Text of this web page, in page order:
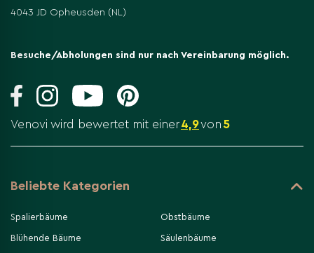
4043 JD Opheusden (NL)
Besuche/Abholungen sind nur nach Vereinbarung möglich.
Venovi wird bewertet mit einer4,9von 5
Beliebte Kategorien
Spalierbäume
Blühende Bäume
Obstbäume
Säulenbäume